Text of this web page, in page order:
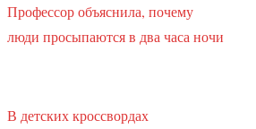
Профессор объяснила, почему
люди просыпаются в два часа ночи
В детских кроссвордах